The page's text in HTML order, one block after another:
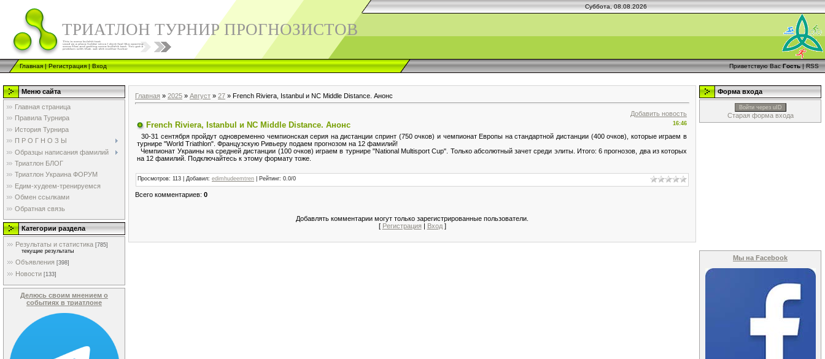
Суббота, 08.08.2026
ТРИАТЛОН ТУРНИР ПРОГНОЗИСТОВ
Главная|Регистрация|Вход Приветствую Вас Гость|RSS
Меню сайта
Главная страница
Правила Турнира
История Турнира
П Р О Г Н О З Ы
Образцы написания фамилий
Триатлон БЛОГ
Триатлон Украина ФОРУМ
Едим-худеем-тренируемся
Обмен ссылками
Обратная связь
Категории раздела
Результаты и статистика [785]
текущие результаты
Объявления [398]
Новости [133]
Делюсь своим мнением о
событиях в триатлоне
Главная » 2025 » Август » 27 » French Riviera, Istanbul и NC Middle Distance. Анонс
Добавить новость
16:46
French Riviera, Istanbul и NC Middle Distance. Анонс
30-31 сентября пройдут одновременно чемпионская серия на дистанции спринт (750 очков) и чемпионат Европы на стандартной дистанции (400 очков), которые играем в
турнире "World Triathlon". Французскую Ривьеру подаем прогнозом на 12 фамилий!
Чемпионат Украины на средней дистанции (100 очков) играем в турнире "National Multisport Cup". Только абсолютный зачет среди элиты. Итого: 6 прогнозов, два из которых
на 12 фамилий. Подключайтесь к этому формату тоже.
Просмотров: 113 | Добавил: edimhudeemtren Рейтинг: 0.0/0
Всего комментариев: 0
Добавлять комментарии могут только зарегистрированные пользователи.
[ Регистрация | Вход]
Форма входа
Войти через uID
Старая форма входа
Мы на Facebook